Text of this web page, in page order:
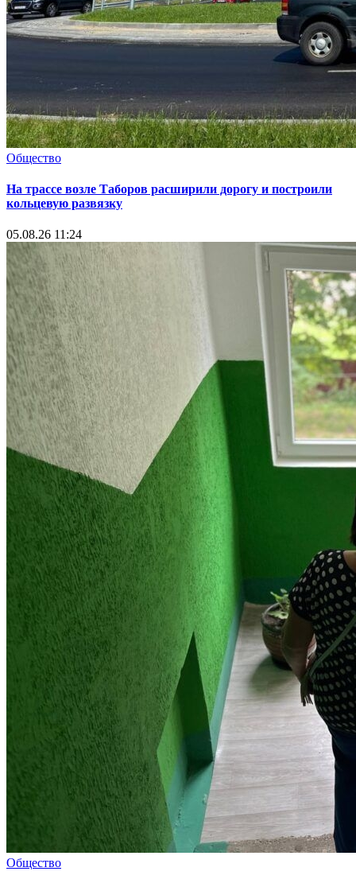
Общество
На трассе возле Таборов расширили дорогу и построили
кольцевую развязку
05.08.26 11:24
Общество